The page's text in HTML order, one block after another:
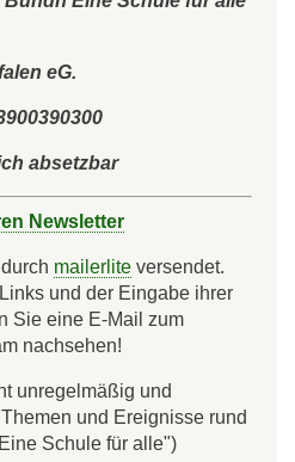
eG.
absetzbar
Newsletter
mailerlite versendet.
und der Eingabe ihrer
Sie eine E-Mail zum
nachsehen!
unregelmäßig und
und Ereignisse rund
Schule für alle")